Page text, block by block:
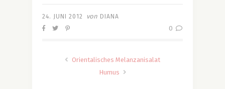
24. JUNI 2012 von DIANA
0
Orientalisches Melanzanisalat
Humus